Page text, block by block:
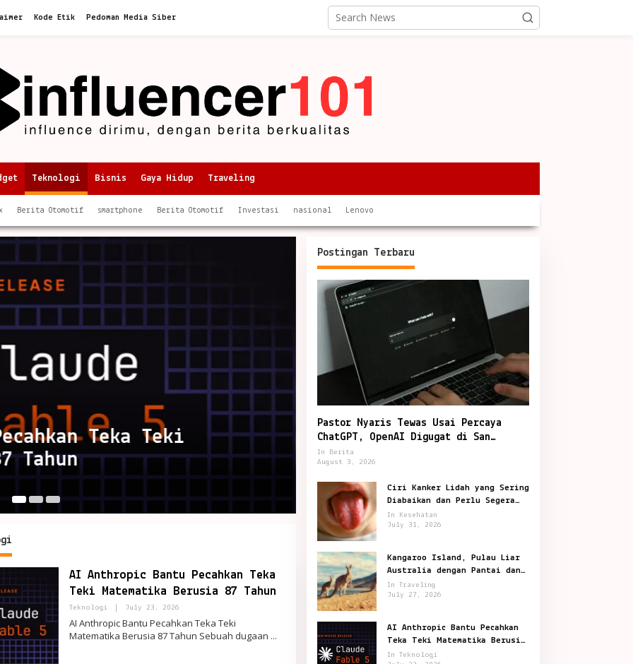
Kode Etik Pedoman Media Siber
Teknologi Bisnis Gaya Hidup Traveling
Berita Otomotif smartphone Berita Otomotif Investasi nasional Lenovo
China untuk
AI Amerika
Teknologi
Redmi Kids Watch Pro Resmi,
Baterai Sudah Habis
July 16, 2026
AI Anthropic Bantu Pecahkan Teka
Teki Matematika Berusia 87 Tahun
Teknologi July 23, 2026By
AI Anthropic Bantu Pecahkan Teka Teki
Matematika Berusia 87 Tahun Sebuah dugaan
Postingan Terbaru
Pastor Nyaris Tewas Usai Percaya
ChatGPT, OpenAI Digugat di San
Francisco
In Berita
August 3, 2026
Ciri Kanker Lidah yang Sering
Diabaikan dan Perlu Segera
Diperiksa
In Kesehatan
July 31, 2026
Kangaroo Island, Pulau Liar
Australia dengan Pantai dan
Satwa Ikonik
In Traveling
July 27, 2026
AI Anthropic Bantu Pecahkan
Teka Teki Matematika Berusia
87 Tahun
In Teknologi